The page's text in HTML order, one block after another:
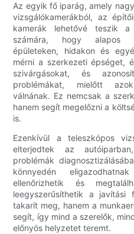
Az egyik fő iparág, amely
vizsgálókamerákból, az
kamerák lehetővé teszik
számára, hogy alapos
épületeken, hidakon és
mérni a szerkezeti épséget,
szivárgásokat, és
problémákat, mielőtt
válnának. Ez nemcsak a
hanem segít megelőzni a
is.
Ezenkívül a teleszkópos
elterjedtek az
problémák
könnyedén
ellenőrizhetik és
leegyszerűsíthetik a javítási
takarít meg, hanem a
segít, így mind a szerelők,
előnyös helyzetet teremt.